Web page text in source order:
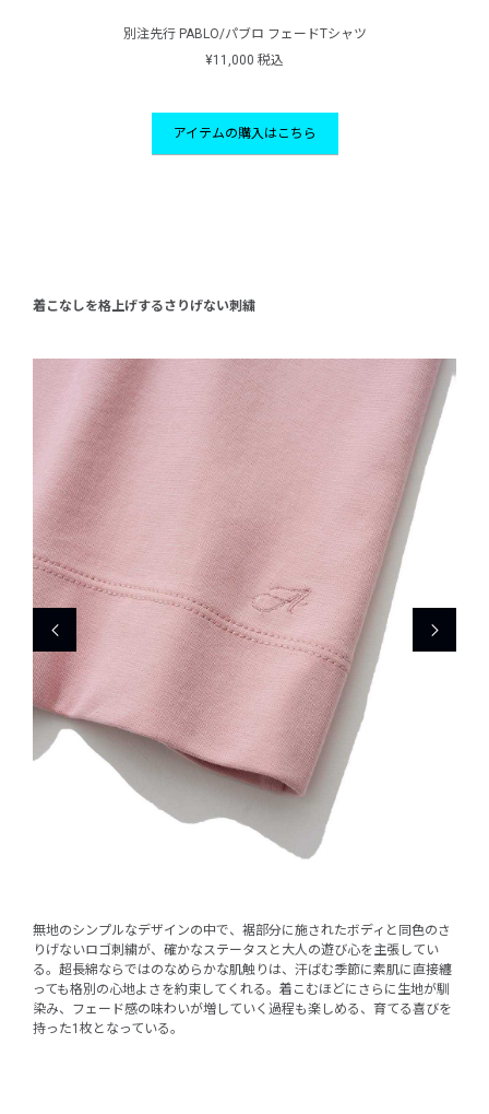
別注先行 PABLO/パブロ フェードTシャツ
¥11,000 税込
アイテムの購入はこちら
着こなしを格上げするさりげない刺繍
無地のシンプルなデザインの中で、裾部分に施されたボディと同色のさ
りげないロゴ刺繍が、確かなステータスと大人の遊び心を主張してい
る。超長綿ならではのなめらかな肌触りは、汗ばむ季節に素肌に直接纏
っても格別の心地よさを約束してくれる。着こむほどにさらに生地が馴
染み、フェード感の味わいが増していく過程も楽しめる、育てる喜びを
持った1枚となっている。